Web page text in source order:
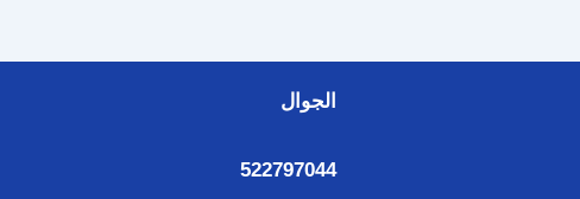
الجوال
522797044